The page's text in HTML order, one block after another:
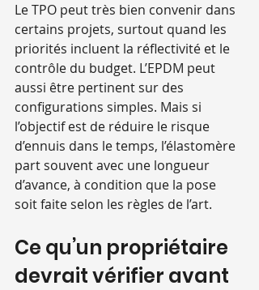
Le TPO peut très bien convenir dans
certains projets, surtout quand les
priorités incluent la réflectivité et le
contrôle du budget. L’EPDM peut
aussi être pertinent sur des
configurations simples. Mais si
l’objectif est de réduire le risque
d’ennuis dans le temps, l’élastomère
part souvent avec une longueur
d’avance, à condition que la pose
soit faite selon les règles de l’art.
Ce qu’un propriétaire
devrait vérifier avant